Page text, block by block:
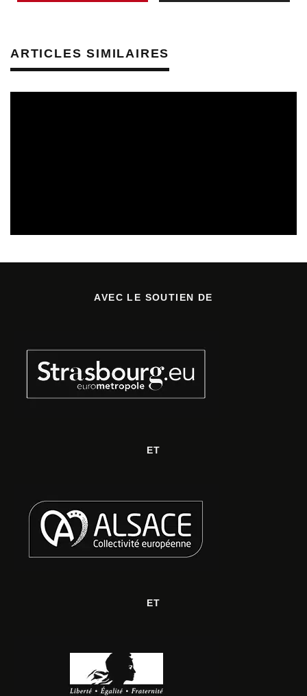
ARTICLES SIMILAIRES
AVEC LE SOUTIEN DE
ET
ET